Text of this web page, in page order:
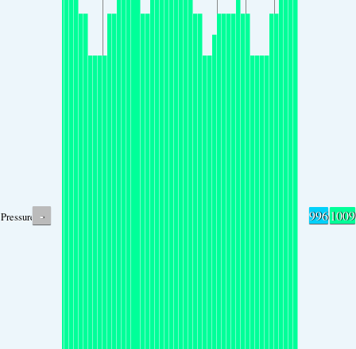
Pressure - 9961009